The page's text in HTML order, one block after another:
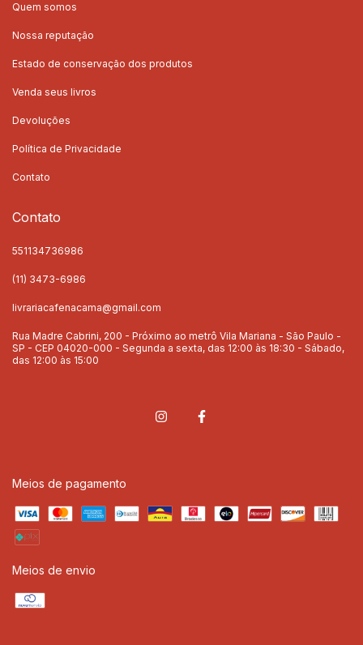
Quem somos
Nossa reputação
Estado de conservação dos produtos
Venda seus livros
Devoluções
Política de Privacidade
Contato
Contato
551134736986
(11) 3473-6986
livrariacafenacama@gmail.com
Rua Madre Cabrini, 200 - Próximo ao metrô Vila Mariana - São Paulo -
SP - CEP 04020-000 - Segunda a sexta, das 12:00 às 18:30 - Sábado,
das 12:00 às 15:00
Meios de pagamento
Meios de envio